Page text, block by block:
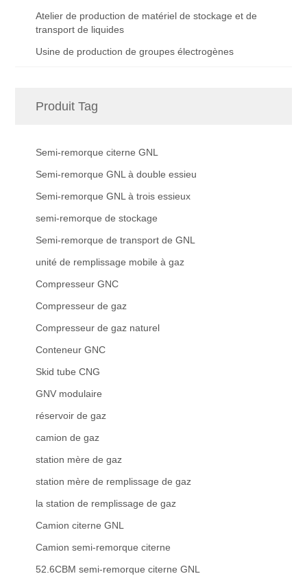
Atelier de production de matériel de stockage et de
transport de liquides
Usine de production de groupes électrogènes
Produit Tag
Semi-remorque citerne GNL
Semi-remorque GNL à double essieu
Semi-remorque GNL à trois essieux
semi-remorque de stockage
Semi-remorque de transport de GNL
unité de remplissage mobile à gaz
Compresseur GNC
Compresseur de gaz
Compresseur de gaz naturel
Conteneur GNC
Skid tube CNG
GNV modulaire
réservoir de gaz
camion de gaz
station mère de gaz
station mère de remplissage de gaz
la station de remplissage de gaz
Camion citerne GNL
Camion semi-remorque citerne
52.6CBM semi-remorque citerne GNL